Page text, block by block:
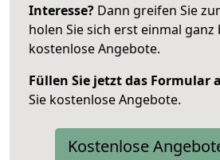
Interesse? Dann greifen Sie
holen Sie sich erst einmal ganz
kostenlose Angebote.
Füllen Sie jetzt das Formular
Sie kostenlose Angebote.
Kostenlose